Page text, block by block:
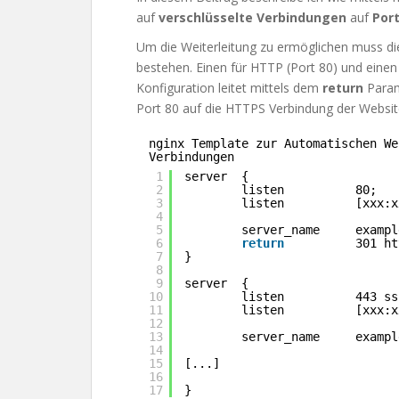
aufverschlüsselte Verbindungen auf
Um die Weiterleitung zu ermöglichen muss
bestehen. Einen für HTTP (Port 80) und
Konfiguration leitet mittels dem return
Port 80 auf die HTTPS Verbindung der
nginx Template zur Automatischen
Verbindungen
1
2
3
4
5
6
7
8
9
10
11
12
13
14
15
16
17
server  {
listen          80;
listen
server_name
return
301
}
server  {
listen          443
listen
server_name
[...]
}